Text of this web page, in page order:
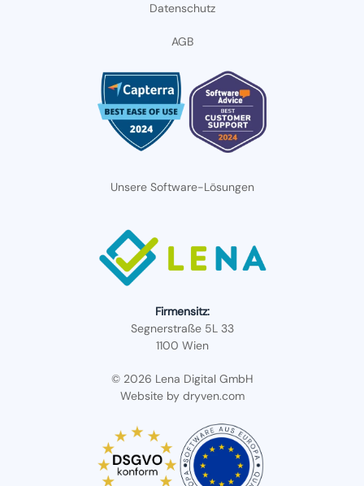
Datenschutz
AGB
Unsere Software-Lösungen
Firmensitz:
Segnerstraße 5L 33
1100 Wien
© 2026 Lena Digital GmbH
Website by dryven.com